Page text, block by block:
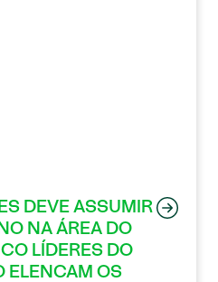
DEVE ASSUMIR
NA ÁREA DO
LÍDERES DO
ELENCAM OS